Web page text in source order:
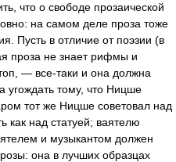
что о свободе прозаической
на самом деле проза тоже
Пусть в отличие от поэзии (в
проза не знает рифмы и
— все-таки и она должна
угождать тому, что Ницше
тот же Ницше советовал над
как над статуей; ваятелю
и музыкантом должен
она в лучших образцах